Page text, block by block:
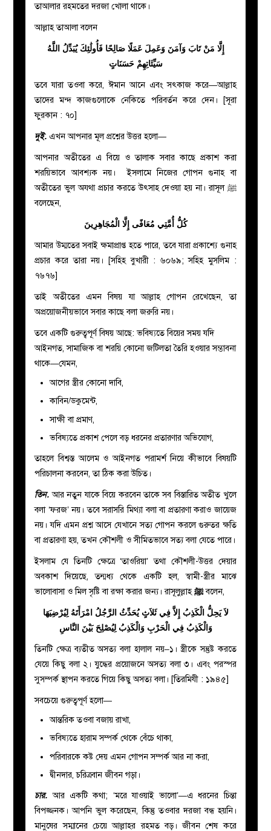
তাআলার রহমতের দরজা খোলা থাকে।
আল্লাহ তাআলা বলেন
إِلَّا مَنْ تَابَ وَآمَنَ وَعَمِلَ عَمَلًا صَالِحًا فَأُولَٰئِكَ يُبَدِّلُ اللَّهُ
سَيِّئَاتِهِمْ حَسَنَاتٍ
তবে যারা তওবা করে, ঈমান আনে এবং সৎকাজ করে—আল্লাহ
তাদের মন্দ কাজগুলোকে নেকিতে পরিবর্তন করে দেন। [সূরা
ফুরকান : ৭০]
দুই. এখন আপনার মূল প্রশ্নের উত্তর হলো—
আপনার অতীতের এ বিয়ে ও তালাক সবার কাছে প্রকাশ করা
শরয়িভাবে আবশ্যক নয়। ইসলামে নিজের গোপন গুনাহ বা
অতীতের ভুল অযথা প্রচার করতে উৎসাহ দেওয়া হয় না। রাসূল ﷺ
বলেছেন,
كُلُّ أُمَّتِي مُعَافًى إِلَّا الْمُجَاهِرِينَ
আমার উম্মতের সবাই ক্ষমাপ্রাপ্ত হতে পারে, তবে যারা প্রকাশ্যে গুনাহ
প্রচার করে তারা নয়। [সহিহ বুখারী : ৬০৬৯; সহিহ মুসলিম :
৭৬৭৬]
তাই অতীতের এমন বিষয় যা আল্লাহ গোপন রেখেছেন, তা
অপ্রয়োজনীয়ভাবে সবার কাছে বলা জরুরি নয়।
তবে একটি গুরুত্বপূর্ণ বিষয় আছে: ভবিষ্যতে বিয়ের সময় যদি
আইনগত, সামাজিক বা শরয়ি কোনো জটিলতা তৈরি হওয়ার সম্ভাবনা
থাকে—যেমন,
আগের স্ত্রীর কোনো দাবি,
কাবিন/ডকুমেন্ট,
সাক্ষী বা প্রমাণ,
ভবিষ্যতে প্রকাশ পেলে বড় ধরনের প্রতারণার অভিযোগ,
তাহলে বিশ্বস্ত আলেম ও আইনগত পরামর্শ নিয়ে কীভাবে বিষয়টি
পরিচালনা করবেন, তা ঠিক করা উচিত।
তিন.আর নতুন যাকে বিয়ে করবেন তাকে সব বিস্তারিত অতীত খুলে
বলা ‘ফরজ’ নয়। তবে সরাসরি মিথ্যা বলা বা প্রতারণা করাও জায়েজ
নয়। যদি এমন প্রশ্ন আসে যেখানে সত্য গোপন করলে গুরুতর ক্ষতি
বা প্রতারণা হয়, তখন কৌশলী ও সীমিতভাবে সত্য বলা যেতে পারে।
ইসলাম যে তিনটি ক্ষেত্রে ‘তাওরিয়া’ তথা কৌশলী-উত্তর দেয়ার
অবকাশ দিয়েছে, তন্মধ্য থেকে একটি হল, স্বামী-স্ত্রীর মাঝে
ভালোবাসা ও মিল সৃষ্টি বা রক্ষা করার জন্য। রাসূলুল্লাহ
ﷺবলেন,
لاَ يَحِلُّ الْكَذِبُ إِلاَّ فِي ثَلاَثٍ يُحَدِّثُ الرَّجُلُ امْرَأَتَهُ لِيُرْضِيَهَا
وَالْكَذِبُ فِي الْحَرْبِ وَالْكَذِبُ لِيُصْلِحَ بَيْنَ النَّاسِ
তিনটি ক্ষেত্র ব্যতীত অসত্য বলা হালাল নয়–১। স্ত্রীকে সন্তুষ্ট করতে
যেয়ে কিছু বলা ২। যুদ্ধের প্রয়োজনে অসত্য বলা ৩। এবং পরস্পর
সুসম্পর্ক স্থাপন করতে গিয়ে কিছু অসত্য বলা। [তিরমিযী : ১৯৪৫]
সবচেয়ে গুরুত্বপূর্ণ হলো—
আন্তরিক তওবা বজায় রাখা,
ভবিষ্যতে হারাম সম্পর্ক থেকে বেঁচে থাকা,
পরিবারকে কষ্ট দেয় এমন গোপন সম্পর্ক আর না করা,
দ্বীনদার, চরিত্রবান জীবন গড়া।
চার.আর একটি কথা; ‘মরে যাওয়াই ভালো’—এ ধরনের চিন্তা
বিপজ্জনক। আপনি ভুল করেছেন, কিন্তু তওবার দরজা বন্ধ হয়নি।
মানুষের সম্মানের চেয়ে আল্লাহর রহমত বড়। জীবন শেষ করে